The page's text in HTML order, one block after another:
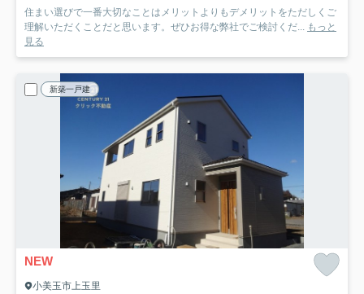
住まい選びで一番大切なことはメリットよりもデメリットをただしくご
理解いただくことだと思います。ぜひお得な弊社でご検討くだ... もっと
見る
新築一戸建
NEW
小美玉市上玉里